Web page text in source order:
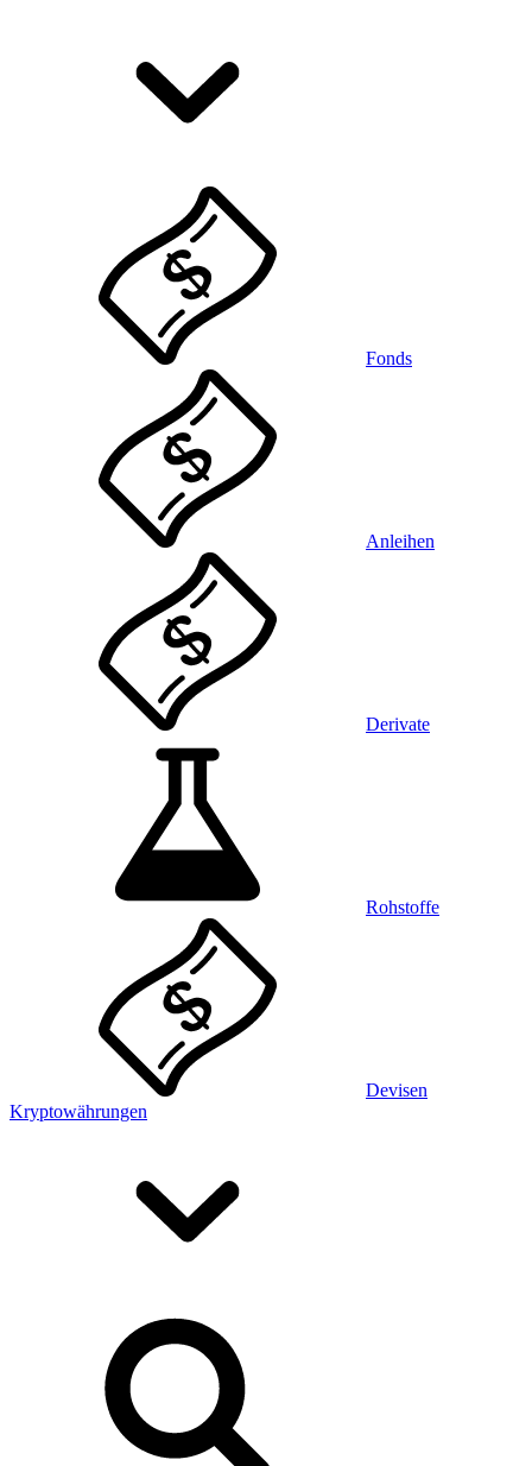
Fonds
Anleihen
Derivate
Rohstoffe
Devisen
Kryptowährungen